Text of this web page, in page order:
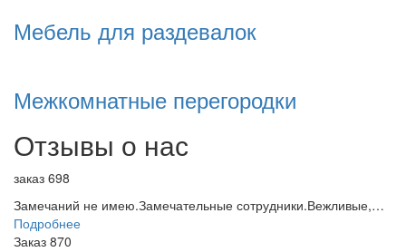
Мебель для раздевалок
Межкомнатные перегородки
Отзывы о нас
заказ 698
Замечаний не имею.Замечательные сотрудники.Вежливые,…
Подробнее
Заказ 870